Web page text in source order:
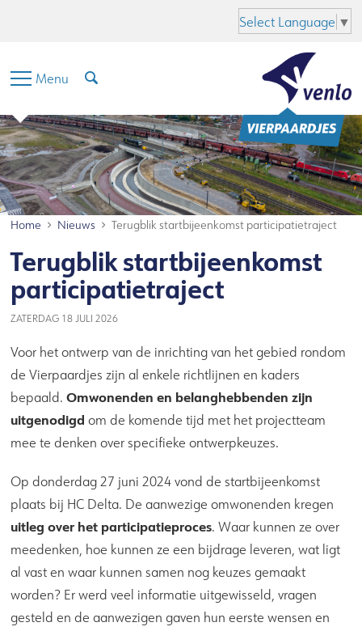
Select Language ▼
Menu
Home Nieuws Terugblik startbijeenkomst participatietraject
Terugblik startbijeenkomst
participatietraject
ZATERDAG 18 JULI 2026
Voor het ontwerp van de inrichting van het gebied rondom
de Vierpaardjes zijn al enkele richtlijnen en kaders
bepaald.Omwonenden en belanghebbenden zijn
uitgenodigd om de komende tijd met het projectteam
mee te denken over specifieke ontwerpkeuzes.
Op donderdag 27 juni 2024 vond de startbijeenkomst
plaats bij HC Delta. De aanwezige omwonenden kregen
uitleg over het participatieproces. Waar kunnen ze over
meedenken, hoe kunnen ze een bijdrage leveren, wat ligt
al vast en waar kunnen samen nog keuzes gemaakt
worden? Er werd veel informatie uitgewisseld, vragen
gesteld en de aanwezigen gaven hun eerste wensen en